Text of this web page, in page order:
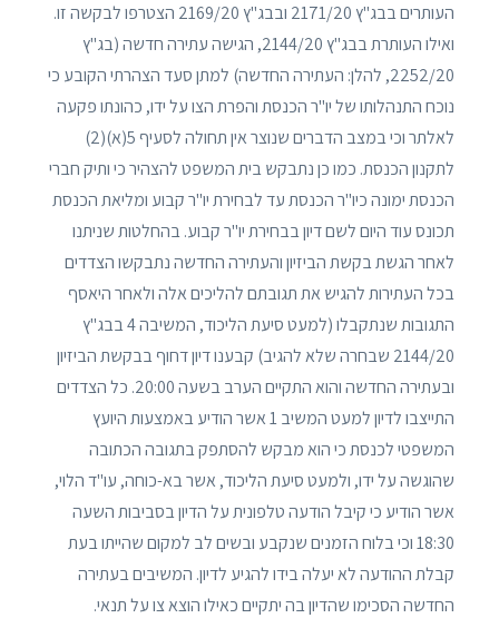
העותרים בבג"ץ 2171/20 ובבג"ץ 2169/20 הצטרפו לבקשה זו.
ואילו העותרת בבג"ץ 2144/20, הגישה עתירה חדשה (בג"ץ
2252/20, להלן: העתירה החדשה) למתן סעד הצהרתי הקובע כי
נוכח התנהלותו של יו"ר הכנסת והפרת הצו על ידו, כהונתו פקעה
לאלתר וכי במצב הדברים שנוצר אין תחולה לסעיף 5(א)(2)
לתקנון הכנסת. כמו כן נתבקש בית המשפט להצהיר כי ותיק חברי
הכנסת ימונה כיו"ר הכנסת עד לבחירת יו"ר קבוע ומליאת הכנסת
תכונס עוד היום לשם דיון בבחירת יו"ר קבוע. בהחלטות שניתנו
לאחר הגשת בקשת הביזיון והעתירה החדשה נתבקשו הצדדים
בכל העתירות להגיש את תגובתם להליכים אלה ולאחר היאסף
התגובות שנתקבלו (למעט סיעת הליכוד, המשיבה 4 בבג"ץ
2144/20 שבחרה שלא להגיב) קבענו דיון דחוף בבקשת הביזיון
ובעתירה החדשה והוא התקיים הערב בשעה 20:00. כל הצדדים
התייצבו לדיון למעט המשיב 1 אשר הודיע באמצעות היועץ
המשפטי לכנסת כי הוא מבקש להסתפק בתגובה הכתובה
שהוגשה על ידו, ולמעט סיעת הליכוד, אשר בא-כוחה, עו"ד הלוי,
אשר הודיע כי קיבל הודעה טלפונית על הדיון בסביבות השעה
18:30 וכי בלוח הזמנים שנקבע ובשים לב למקום שהייתו בעת
קבלת ההודעה לא יעלה בידו להגיע לדיון. המשיבים בעתירה
החדשה הסכימו שהדיון בה יתקיים כאילו הוצא צו על תנאי.